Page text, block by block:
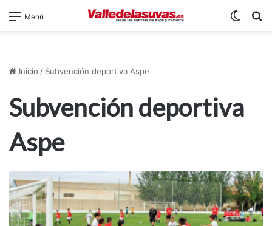
Menú
Inicio / Subvención deportiva Aspe
Subvención deportiva
Aspe